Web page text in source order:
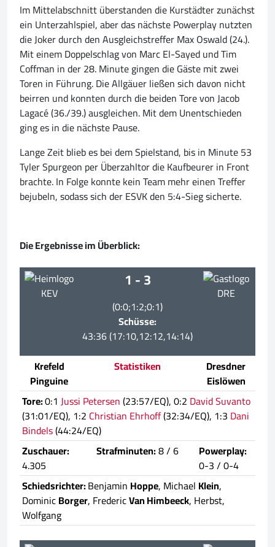
Im Mittelabschnitt überstanden die Kurstädter zunächst
ein Unterzahlspiel, aber das nächste Powerplay nutzten
die Joker durch den Ausgleichstreffer Max Oswald (24.).
Mit einem Doppelschlag von Marc El-Sayed und Tim
Coffman in der 28. Minute gingen die Gäste mit zwei
Toren in Führung. Die Allgäuer ließen sich davon nicht
beirren und konnten durch die beiden Tore von Jacob
Lagacé (36./39.) ausgleichen. Mit dem Unentschieden
ging es in die nächste Pause.
Lange Zeit blieb es bei dem Spielstand, bis in Minute 53
Tyler Spurgeon per Überzahltor die Kaufbeurer in Front
brachte. In Folge konnte kein Team mehr einen Treffer
bejubeln, sodass sich der ESVK den 5:4-Sieg sicherte.
Die Ergebnisse im Überblick:
KEV
1 - 3
(0:0;1:2;0:1)
Schüsse:
43:36 (17:10,12:12,14:14)
DRE
Krefeld
Pinguine
Statistiken
Dresdner
Eislöwen
Tore:0:1 Jussi Petersen(23:57/EQ), 0:2 David Suvanto
(31:01/EQ), 1:2 Christian Ehrhoff(32:34/EQ), 1:3 Dani
Bindels(44:24/EQ)
Zuschauer:
4.305
Strafminuten:8 / 6
Powerplay:
0-3 / 0-4
Schiedsrichter:Benjamin Hoppe, Michael Klein,
DominicBorger, FredericVan Himbeeck, Herbst,
Wolfgang